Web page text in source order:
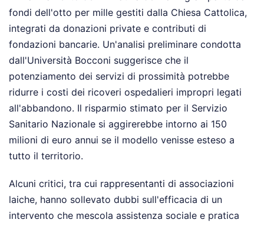
fondi dell'otto per mille gestiti dalla Chiesa Cattolica,
integrati da donazioni private e contributi di
fondazioni bancarie. Un'analisi preliminare condotta
dall'Università Bocconi suggerisce che il
potenziamento dei servizi di prossimità potrebbe
ridurre i costi dei ricoveri ospedalieri impropri legati
all'abbandono. Il risparmio stimato per il Servizio
Sanitario Nazionale si aggirerebbe intorno ai 150
milioni di euro annui se il modello venisse esteso a
tutto il territorio.
Alcuni critici, tra cui rappresentanti di associazioni
laiche, hanno sollevato dubbi sull'efficacia di un
intervento che mescola assistenza sociale e pratica